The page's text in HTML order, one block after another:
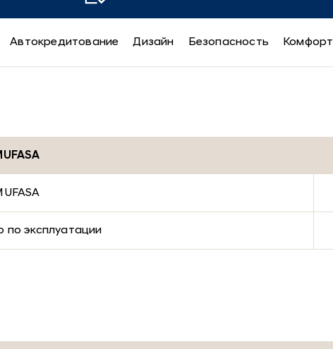
Автокредитование Дизайн Безопасность Комфорт
по эксплуатации